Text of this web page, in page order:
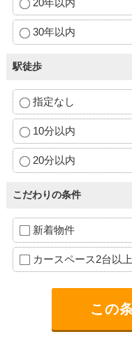
20年以内
30年以内
駅徒歩
指定なし
10分以内
20分以内
こだわりの条件
新着物件
カースペース2台以上